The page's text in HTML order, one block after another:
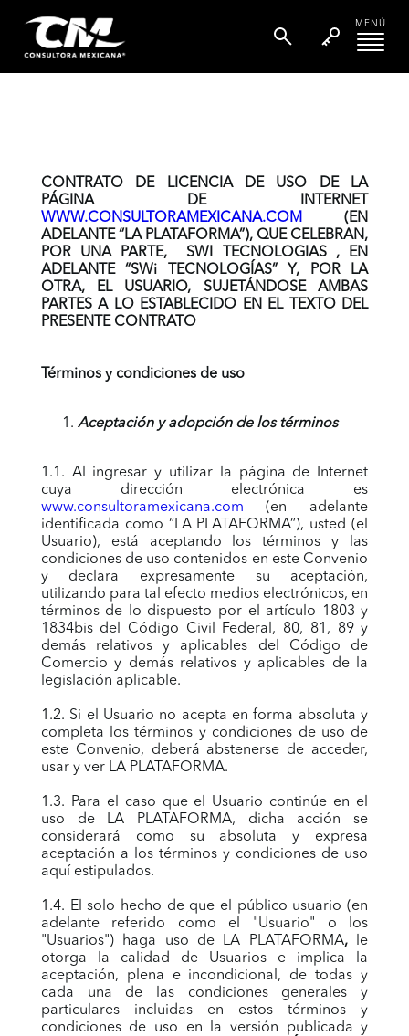
MENÚ
CONTRATO DE LICENCIA DE USO DE LA
PÁGINA DE INTERNET
WWW.CONSULTORAMEXICANA.COM
(EN
ADELANTE “LA PLATAFORMA”), QUE CELEBRAN,
POR UNA PARTE, SWI TECNOLOGIAS , EN
ADELANTE “SWi TECNOLOGÍAS” Y, POR LA
OTRA, EL USUARIO, SUJETÁNDOSE AMBAS
PARTES A LO ESTABLECIDO EN EL TEXTO DEL
PRESENTE CONTRATO
Términos y condiciones de uso
Aceptación y adopción de los términos
1.1. Al ingresar y utilizar la página de Internet
cuya dirección electrónica es
www.consultoramexicana.com (en adelante
identificada como “LA PLATAFORMA”), usted (el
Usuario), está aceptando los términos y las
condiciones de uso contenidos en este Convenio
y declara expresamente su aceptación,
utilizando para tal efecto medios electrónicos, en
términos de lo dispuesto por el artículo 1803 y
1834bis del Código Civil Federal, 80, 81, 89 y
demás relativos y aplicables del Código de
Comercio y demás relativos y aplicables de la
legislación aplicable.
1.2. Si el Usuario no acepta en forma absoluta y
completa los términos y condiciones de uso de
este Convenio, deberá abstenerse de acceder,
usar y ver LA PLATAFORMA.
1.3. Para el caso que el Usuario continúe en el
uso de LA PLATAFORMA, dicha acción se
considerará como su absoluta y expresa
aceptación a los términos y condiciones de uso
aquí estipulados.
1.4. El solo hecho de que el público usuario (en
adelante referido como el "Usuario" o los
"Usuarios") haga uso de LA PLATAFORMA,le
otorga la calidad de Usuarios e implica la
aceptación, plena e incondicional, de todas y
cada una de las condiciones generales y
particulares incluidas en estos términos y
condiciones de uso en la versión publicada y